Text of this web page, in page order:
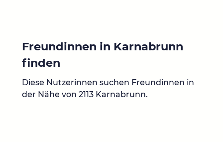
Freundinnen in Karnabrunn
finden
Diese Nutzerinnen suchen Freundinnen in
der Nähe von 2113 Karnabrunn.